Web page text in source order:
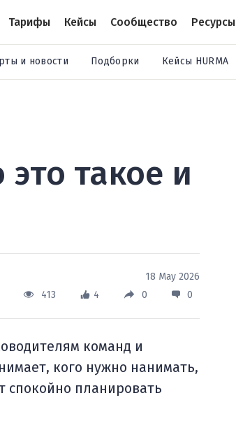
Тарифы Кейсы Сообщество Ресурсы
и новости Подборки Кейсы HURMA
такое и
18 May 2026
413 4 0 0
команд и
кого нужно нанимать,
спокойно планировать